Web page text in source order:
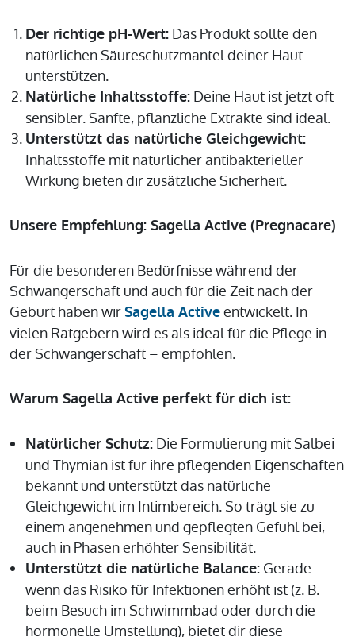
Der richtige pH-Wert: Das Produkt sollte den
natürlichen Säureschutzmantel deiner Haut
unterstützen.
Natürliche Inhaltsstoffe: Deine Haut ist jetzt oft
sensibler. Sanfte, pflanzliche Extrakte sind ideal.
Unterstützt das natürliche Gleichgewicht:
Inhaltsstoffe mit natürlicher antibakterieller
Wirkung bieten dir zusätzliche Sicherheit.
Unsere Empfehlung: Sagella Active (Pregnacare)
Für die besonderen Bedürfnisse während der
Schwangerschaft und auch für die Zeit nach der
Geburt haben wir Sagella Activeentwickelt. In
vielen Ratgebern wird es als ideal für die Pflege in
der Schwangerschaft – empfohlen.
Warum Sagella Active perfekt für dich ist:
Natürlicher Schutz: Die Formulierung mit Salbei
und Thymian ist für ihre pflegenden Eigenschaften
bekannt und unterstützt das natürliche
Gleichgewicht im Intimbereich. So trägt sie zu
einem angenehmen und gepflegten Gefühl bei,
auch in Phasen erhöhter Sensibilität.
Unterstützt die natürliche Balance: Gerade
wenn das Risiko für Infektionen erhöht ist (z. B.
beim Besuch im Schwimmbad oder durch die
hormonelle Umstellung), bietet dir diese